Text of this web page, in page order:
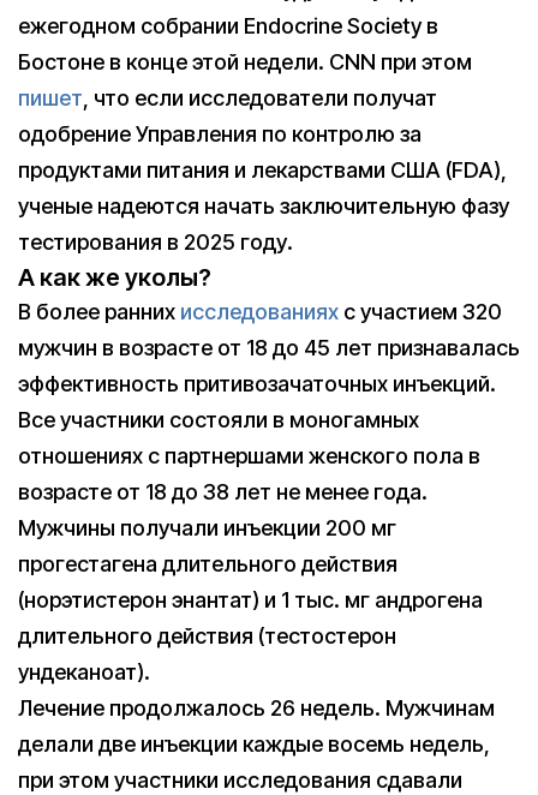
ежегодном собрании Endocrine Society в
Бостоне в конце этой недели. CNN при этом
пишет, что если исследователи получат
одобрение Управления по контролю за
продуктами питания и лекарствами США (FDA),
ученые надеются начать заключительную фазу
тестирования в 2025 году.
А как же уколы?
В более ранних исследованиях с участием 320
мужчин в возрасте от 18 до 45 лет признавалась
эффективность притивозачаточных инъекций.
Все участники состояли в моногамных
отношениях с партнершами женского пола в
возрасте от 18 до 38 лет не менее года.
Мужчины получали инъекции 200 мг
прогестагена длительного действия
(норэтистерон энантат) и 1 тыс. мг андрогена
длительного действия (тестостерон
ундеканоат).
Лечение продолжалось 26 недель. Мужчинам
делали две инъекции каждые восемь недель,
при этом участники исследования сдавали